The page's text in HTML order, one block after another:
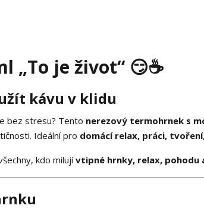
„To je život“ 😏☕
kávu v klidu
bez stresu? Tento nerezový termohrnek s
Ideální pro domácí relax, práci,
kdo milujívtipné hrnky, relax, pohodu